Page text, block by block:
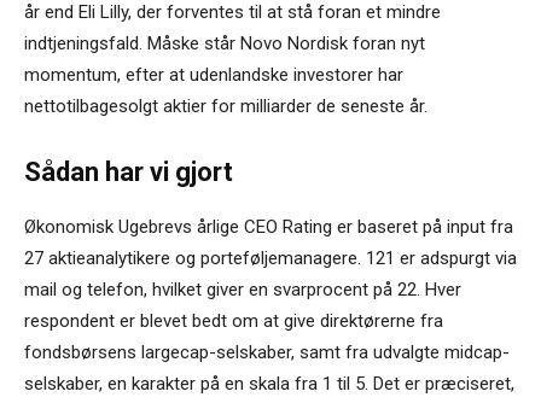
år end Eli Lilly, der forventes til at stå foran et mindre
indtjeningsfald. Måske står Novo Nordisk foran nyt
momentum, efter at udenlandske investorer har
nettotilbagesolgt aktier for milliarder de seneste år.
Sådan har vi gjort
Økonomisk Ugebrevs årlige CEO Rating er baseret på input fra
27 aktieanalytikere og porteføljemanagere. 121 er adspurgt via
mail og telefon, hvilket giver en svarprocent på 22. Hver
respondent er blevet bedt om at give direktørerne fra
fondsbørsens largecap-selskaber, samt fra udvalgte midcap-
selskaber, en karakter på en skala fra 1 til 5. Det er præciseret,